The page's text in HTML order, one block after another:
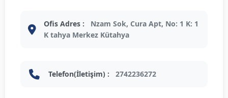
Ofis Adres :
Nzam Sok, Cura Apt, No: 1 K: 1
K tahya Merkez Kütahya
Telefon(İletişim) : 2742236272